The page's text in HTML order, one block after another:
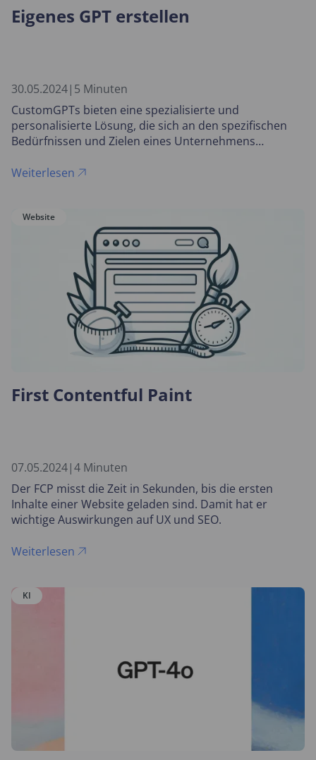
Eigenes GPT erstellen
30.05.2024| 5 Minuten
CustomGPTs bieten eine spezialisierte und
personalisierte Lösung, die sich an den spezifischen
Bedürfnissen und Zielen eines Unternehmens
Weiterlesen
Website
First Contentful Paint
07.05.2024|4 Minuten
Der FCP misst die Zeit in Sekunden, bis die ersten
Inhalte einer Website geladen sind. Damit hat er
wichtige Auswirkungen auf UX und SEO.
Weiterlesen
KI